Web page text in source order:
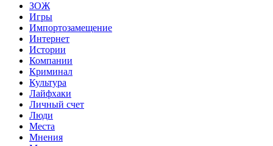
ЗОЖ
Игры
Импортозамещение
Интернет
Истории
Компании
Криминал
Культура
Лайфхаки
Личный счет
Люди
Места
Мнения